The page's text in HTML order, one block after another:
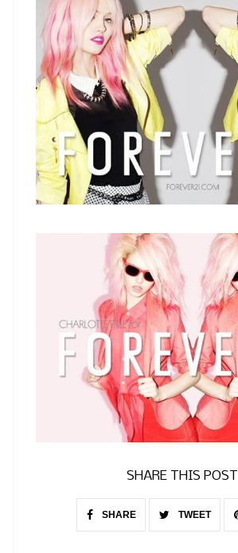
SHARE THIS POST
SHARE TWEET